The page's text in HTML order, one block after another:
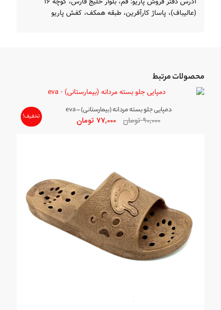
(عالیباف)، پاساژ کارآفرین، طبقه همکف، کفش پاریو
محصولات مرتبط
دمپایی جلو بسته مردانه (بیمارستانی) – eva
90,000 تومان قیمت
77,000 تومان تخفیف!